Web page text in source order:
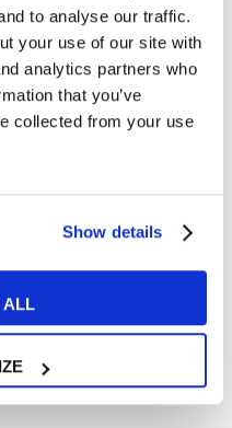
to analyse our traffic.
your use of our site with
analytics partners who
that you’ve
collected from your use
Show details
ALL
a te!
Brignole
44/r